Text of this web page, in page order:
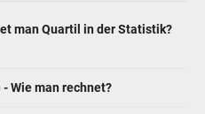
man Quartil in der Statistik?
Wie man rechnet?